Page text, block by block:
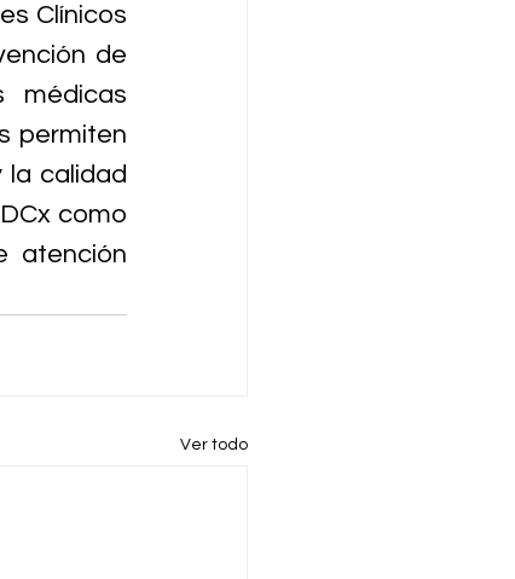
Clínicos
de
médicas
permiten
la calidad
como
atención
Ver todo